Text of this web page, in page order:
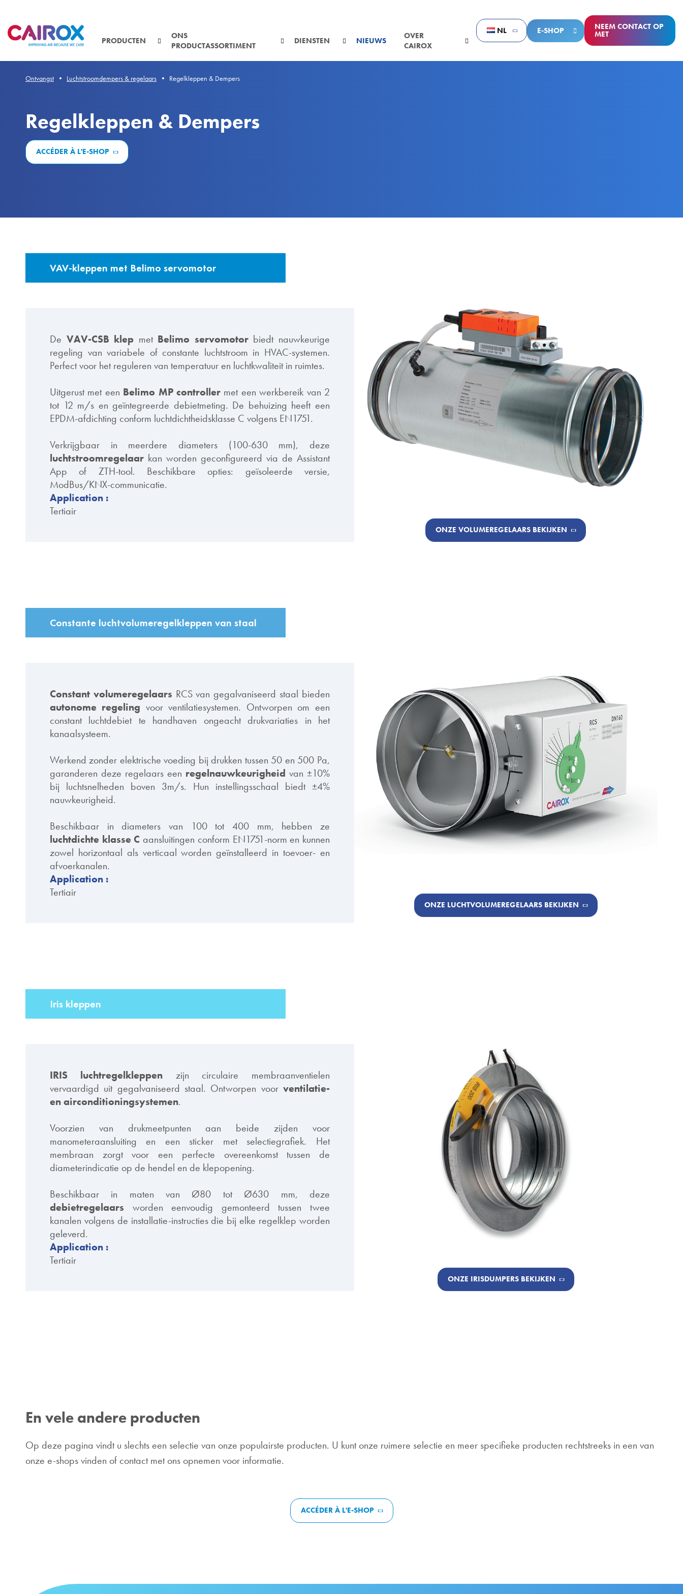
PRODUCTEN
ONS
PRODUCTASSORTIMENT
DIENSTEN NIEUWS
OVER
CAIROX
NL E-SHOP NEEM CONTACT OP
MET
Ontvangst Luchtstroomdempers & regelaars Regelkleppen & Dempers
Regelkleppen & Dempers
ACCÉDER À L'E-SHOP
VAV-kleppen met Belimo servomotor
De VAV-CSB klep met Belimo servomotorbiedt nauwkeurige
regeling van variabele of constante luchtstroom in HVAC-systemen.
Perfect voor het reguleren van temperatuur en luchtkwaliteit in ruimtes.
Uitgerust met een Belimo MP controller met een werkbereik van 2
tot 12 m/s en geïntegreerde debietmeting. De behuizing heeft een
EPDM-afdichting conform luchtdichtheidsklasse C volgens EN1751.
Verkrijgbaar in meerdere diameters (100-630 mm), deze
luchtstroomregelaar kan worden geconfigureerd via de Assistant
App of ZTH-tool. Beschikbare opties: geïsoleerde versie,
ModBus/KNX-communicatie.
Application :
Tertiair
ONZE VOLUMEREGELAARS BEKIJKEN
Constante luchtvolumeregelkleppen van staal
Constant volumeregelaars RCS van gegalvaniseerd staal bieden
autonome regeling voor ventilatiesystemen. Ontworpen om een
constant luchtdebiet te handhaven ongeacht drukvariaties in het
kanaalsysteem.
Werkend zonder elektrische voeding bij drukken tussen 50 en 500 Pa,
garanderen deze regelaars een regelnauwkeurigheid van ±10%
bij luchtsnelheden boven 3m/s. Hun instellingsschaal biedt ±4%
nauwkeurigheid.
Beschikbaar in diameters van 100 tot 400 mm, hebben ze
luchtdichte klasse C aansluitingen conform EN1751-norm en kunnen
zowel horizontaal als verticaal worden geïnstalleerd in toevoer- en
afvoerkanalen.
Application :
Tertiair
ONZE LUCHTVOLUMEREGELAARS BEKIJKEN
Iris kleppen
IRIS luchtregelkleppen zijn circulaire membraanventielen
vervaardigd uit gegalvaniseerd staal. Ontworpen voor ventilatie-
en airconditioningsystemen.
Voorzien van drukmeetpunten aan beide zijden voor
manometeraansluiting en een sticker met selectiegrafiek. Het
membraan zorgt voor een perfecte overeenkomst tussen de
diameterindicatie op de hendel en de klepopening.
Beschikbaar in maten van Ø80 tot Ø630 mm, deze
debietregelaars worden eenvoudig gemonteerd tussen twee
kanalen volgens de installatie-instructies die bij elke regelklep worden
geleverd.
Application :
Tertiair
ONZE IRISDUMPERS BEKIJKEN
En vele andere producten
Op deze pagina vindt u slechts een selectie van onze populairste producten. U kunt onze ruimere selectie en meer specifieke producten rechtstreeks in een van
onze e-shops vinden of contact met ons opnemen voor informatie.
ACCÉDER À L'E-SHOP